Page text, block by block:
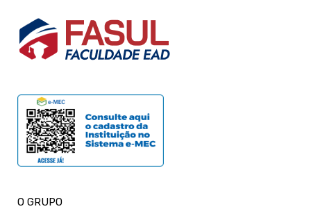
O GRUPO